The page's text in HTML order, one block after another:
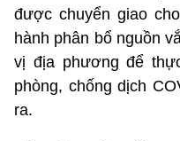
được chuyển giao
hành phân bổ nguồn
vị địa phương để
phòng, chống dịch
ra.